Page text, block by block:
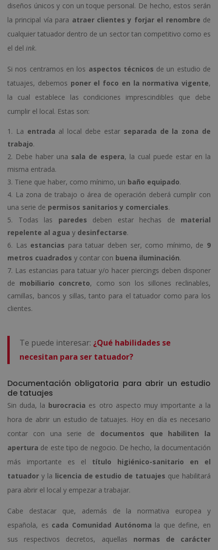
diseños únicos y con un toque personal. De hecho, estos serán
la principal vía para atraer clientes y forjar el renombre de
cualquier tatuador dentro de un sector tan competitivo como es
el del ink.
Si nos centramos en los aspectos técnicos de un estudio de
tatuajes, debemos poner el foco en la normativa vigente,
la cual establece las condiciones imprescindibles que debe
cumplir el local. Estas son:
La entrada al local debe estar separada de la zona de
trabajo.
Debe haber una sala de espera, la cual puede estar en la
misma entrada.
Tiene que haber, como mínimo, un baño equipado.
La zona de trabajo o área de operación deberá cumplir con
una serie de permisos sanitarios y comerciales.
Todas las paredes deben estar hechas de material
repelente al agua y desinfectarse.
Las estancias para tatuar deben ser, como mínimo, de 9
metros cuadrados y contar con buena iluminación.
Las estancias para tatuar y/o hacer piercings deben disponer
de mobiliario concreto, como son los sillones reclinables,
camillas, bancos y sillas, tanto para el tatuador como para los
clientes.
Te puede interesar: ¿Qué habilidades se
necesitan para ser tatuador?
Documentación obligatoria para abrir un estudio
de tatuajes
Sin duda, la burocracia es otro aspecto muy importante a la
hora de abrir un estudio de tatuajes. Hoy en día es necesario
contar con una serie de documentos que habiliten la
apertura de este tipo de negocio. De hecho, la documentación
más importante es el título higiénico-sanitario en el
tatuador y la licencia de estudio de tatuajes que habilitará
para abrir el local y empezar a trabajar.
Cabe destacar que, además de la normativa europea y
española, es cada Comunidad Autónoma la que define, en
sus respectivos decretos, aquellas normas de carácter